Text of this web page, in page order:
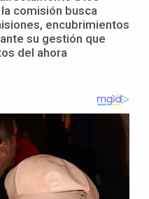
comisión busca
encubrimientos
su gestión que
del ahora